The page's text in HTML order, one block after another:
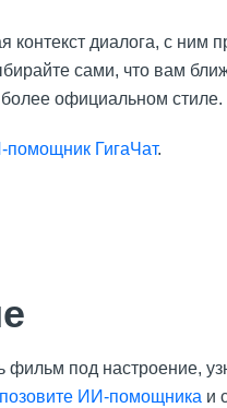
диалога, с ним
сами, что вам
официальном стиле.
помощник ГигаЧат.
фильм под настроение,
позовите ИИ-помощника и